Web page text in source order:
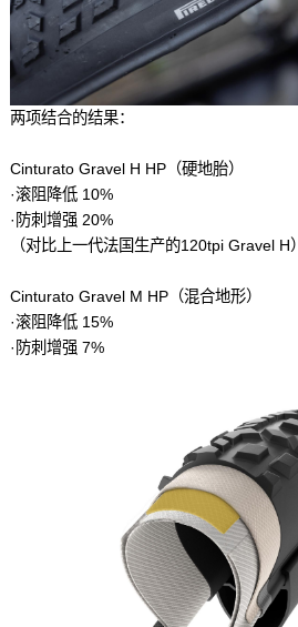
两项结合的结果：
Cinturato Gravel H HP（硬地胎）
·滚阻降低 10%
·防刺增强 20%
（对比上一代法国生产的120tpi Gravel H）
Cinturato Gravel M HP（混合地形）
·滚阻降低 15%
·防刺增强 7%